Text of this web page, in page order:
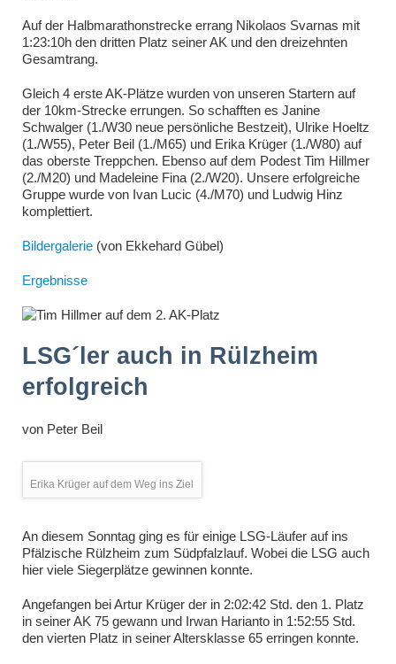
Auf der Halbmarathonstrecke errang Nikolaos Svarnas mit
1:23:10h den dritten Platz seiner AK und den dreizehnten
Gesamtrang.
Gleich 4 erste AK-Plätze wurden von unseren Startern auf
der 10km-Strecke errungen. So schafften es Janine
Schwalger (1./W30 neue persönliche Bestzeit), Ulrike Hoeltz
(1./W55), Peter Beil (1./M65) und Erika Krüger (1./W80) auf
das oberste Treppchen. Ebenso auf dem Podest Tim Hillmer
(2./M20) und Madeleine Fina (2./W20). Unsere erfolgreiche
Gruppe wurde von Ivan Lucic (4./M70) und Ludwig Hinz
komplettiert.
Bildergalerie(von Ekkehard Gübel)
Ergebnisse
LSG´ler auch in Rülzheim
erfolgreich
von Peter Beil
Erika Krüger auf dem Weg ins Ziel
An diesem Sonntag ging es für einige LSG-Läufer auf ins
Pfälzische Rülzheim zum Südpfalzlauf. Wobei die LSG auch
hier viele Siegerplätze gewinnen konnte.
Angefangen bei Artur Krüger der in 2:02:42 Std. den 1. Platz
in seiner AK 75 gewann und Irwan Harianto in 1:52:55 Std.
den vierten Platz in seiner Altersklasse 65 erringen konnte.